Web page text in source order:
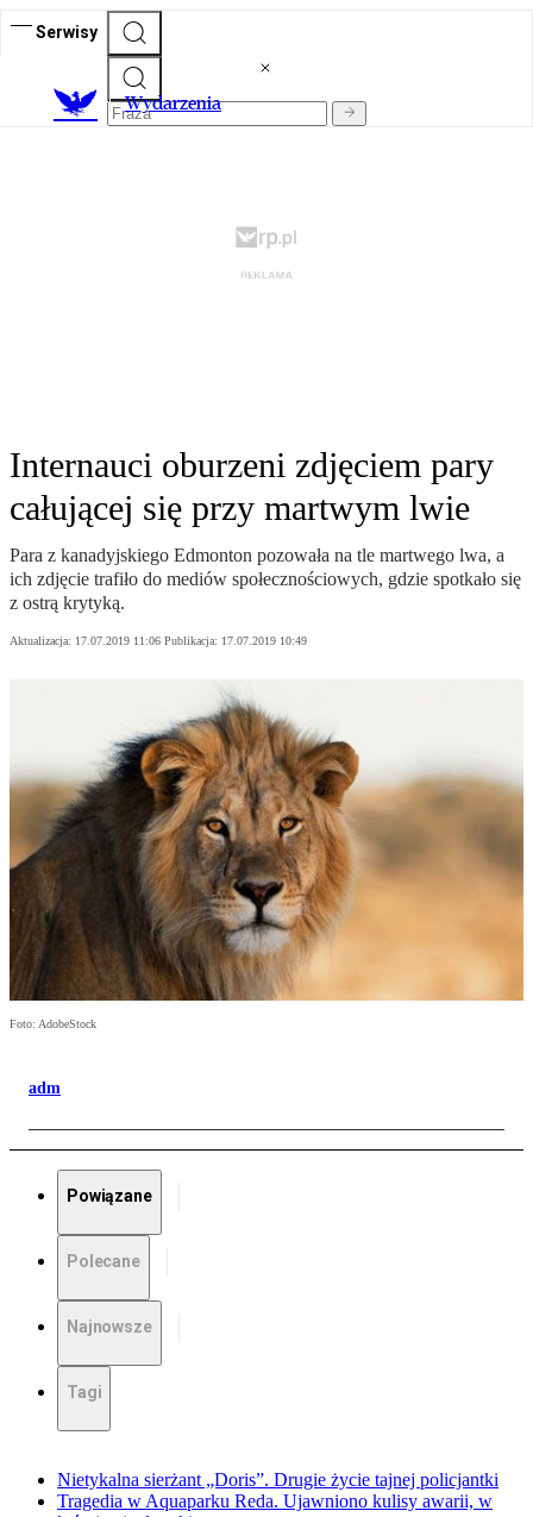
Serwisy
Wydarzenia
Internauci oburzeni zdjęciem pary
całującej się przy martwym lwie
Para z kanadyjskiego Edmonton pozowała na tle martwego lwa, a
ich zdjęcie trafiło do mediów społecznościowych, gdzie spotkało się
z ostrą krytyką.
Aktualizacja: 17.07.2019 11:06 Publikacja: 17.07.2019 10:49
Foto: AdobeStock
adm
Powiązane
Polecane
Najnowsze
Tagi
Nietykalna sierżant „Doris”. Drugie życie tajnej policjantki
Tragedia w Aquaparku Reda. Ujawniono kulisy awarii, w